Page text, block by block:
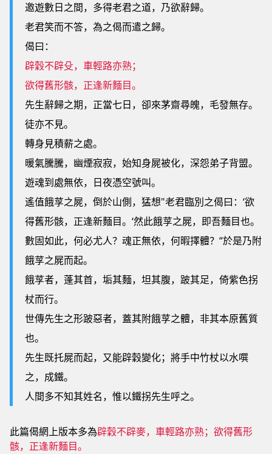
邀遊數日之間，多得老君之道，乃欲辭歸。
老君笑而不答，為之偈而遣之歸。
偈曰：
辟穀不辟殳，車輕路亦熟；
欲得舊形骸，正逢新麵目。
先生辭歸之期，正當七日，卻來茅齋尋魄，毛發無存。
徒亦不見。
轉身見積薪之處。
暖氣騰騰，幽煙寂寂，始知身屍被化，深怨弟子背盟。
遊魂到處無依，日夜憑空號叫。
遙值餓莩之屍，倒於山側，猛想"老君臨別之偈曰：‘欲
得舊形骸，正逢新麵目。‘然此餓莩之屍，即吾麵目也。
數固如此，何必尤人？魂正無依，何暇擇體？“於是乃附
餓莩之屍而起。
餓莩者，蓬其首，垢其麵，坦其腹，跛其足，倚紫色拐
杖而行。
世傳先生之形跛惡者，蓋其附餓莩之體，非其本原舊質
也。
先生既托屍而起，又能辟穀變化；將手中竹杖以水噀
之，成鐵。
人間多不知其姓名，惟以鐵拐先生呼之。
此篇偈網上版本多為辟穀不辟麥，車輕路亦熟；欲得舊形
骸，正逢新麵目。